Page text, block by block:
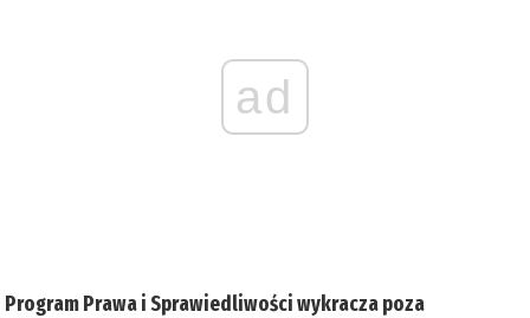
ad
Program Prawa i Sprawiedliwości wykracza poza